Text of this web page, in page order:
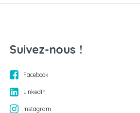
Suivez-nous !
Facebook
LinkedIn
Instagram